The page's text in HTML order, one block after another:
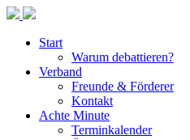
Start
Warum debattieren?
Verband
Freunde & Förderer
Kontakt
Achte Minute
Terminkalender